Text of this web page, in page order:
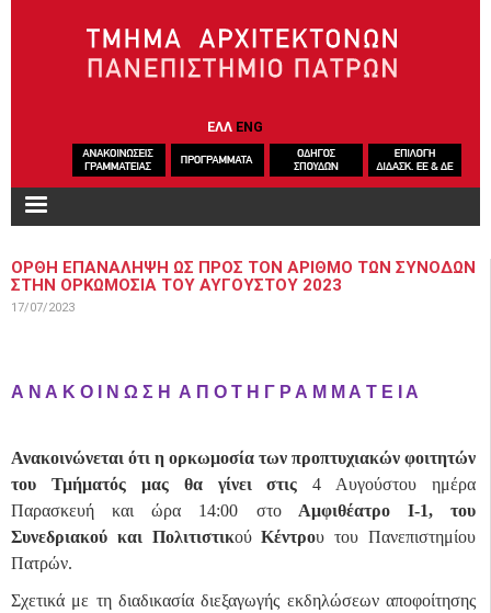
ΕΛΛ ENG
ΟΡΘΗ ΕΠΑΝΑΛΗΨΗ ΩΣ ΠΡΟΣ ΤΟΝ ΑΡΙΘΜΟ ΤΩΝ ΣΥΝΟΔΩΝ
ΣΤΗΝ ΟΡΚΩΜΟΣΙΑ ΤΟΥ ΑΥΓΟΥΣΤΟΥ 2023
17/07/2023
Α Ν Α Κ Ο Ι Ν Ω Σ Η Α Π Ο Τ Η Γ Ρ Α Μ Μ Α Τ Ε Ι Α
Ανακοινώνεται ότι η ορκωμοσία των προπτυχιακών φοιτητών
του Τμήματός μας θα γίνει στις4 Αυγούστου ημέρα
Παρασκευή και ώρα 14:00 στοΑμφιθέατρο Ι-1, του
Συνεδριακού και ΠολιτιστικούΚέντρου του Πανεπιστημίου
Πατρών.
Σχετικά με τη διαδικασία διεξαγωγής εκδηλώσεων αποφοίτησης